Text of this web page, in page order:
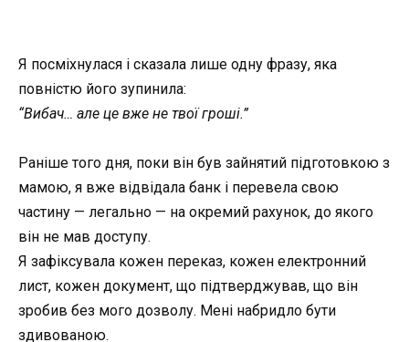
Я посміхнулася і сказала лише одну фразу, яка
повністю його зупинила:
“Вибач… але це вже не твої гроші.”
Раніше того дня, поки він був зайнятий підготовкою з
мамою, я вже відвідала банк і перевела свою
частину — легально — на окремий рахунок, до якого
він не мав доступу.
Я зафіксувала кожен переказ, кожен електронний
лист, кожен документ, що підтверджував, що він
зробив без мого дозволу. Мені набридло бути
здивованою.